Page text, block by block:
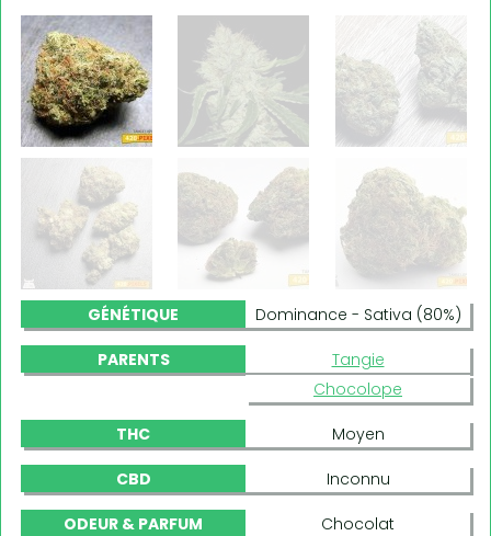
GÉNÉTIQUE Dominance - Sativa (80%)
PARENTS
Tangie
Chocolope
THC Moyen
CBD Inconnu
ODEUR & PARFUM
Chocolat